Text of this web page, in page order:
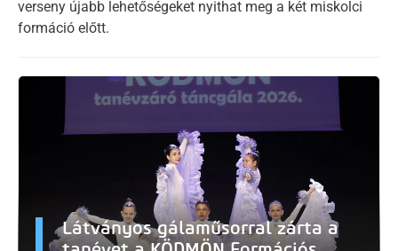
verseny újabb lehetőségeket nyithat meg a két miskolci
formáció előtt.
Látványos gálaműsorral zárta a